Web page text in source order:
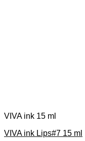
VIVA ink 15 ml
VIVA ink Lips#7 15 ml